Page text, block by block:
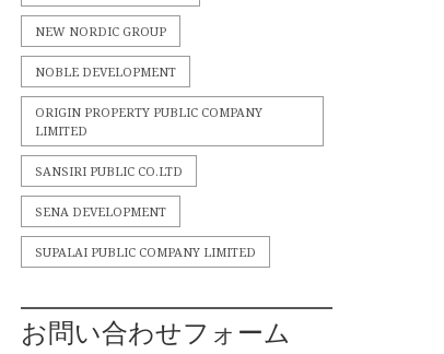
NEW NORDIC GROUP
NOBLE DEVELOPMENT
ORIGIN PROPERTY PUBLIC COMPANY
LIMITED
SANSIRI PUBLIC CO.LTD
SENA DEVELOPMENT
SUPALAI PUBLIC COMPANY LIMITED
お問い合わせフォーム